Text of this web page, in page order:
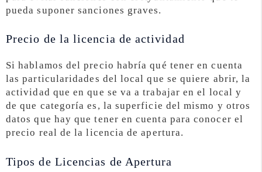
pueda suponer sanciones graves.
Precio de la licencia de actividad
Si hablamos del precio habría qué tener en cuenta
las particularidades del local que se quiere abrir, la
actividad que en que se va a trabajar en el local y
de que categoría es, la superficie del mismo y otros
datos que hay que tener en cuenta para conocer el
precio real de la licencia de apertura.
Tipos de Licencias de Apertura